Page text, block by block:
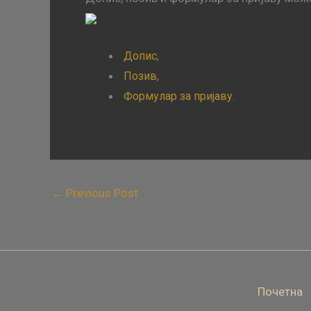
Допис,
Позив,
Формулар за пријаву.
← Previous Post
Почетна